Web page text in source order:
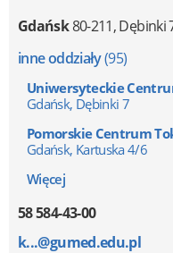
Gdańsk80-211,Dębinki
inne oddziały(95)
Uniwersyteckie
Gdańsk, Dębinki 7
Pomorskie Centrum
Gdańsk, Kartuska 4/6
Więcej
58 584-43-00
k...@gumed.edu.pl